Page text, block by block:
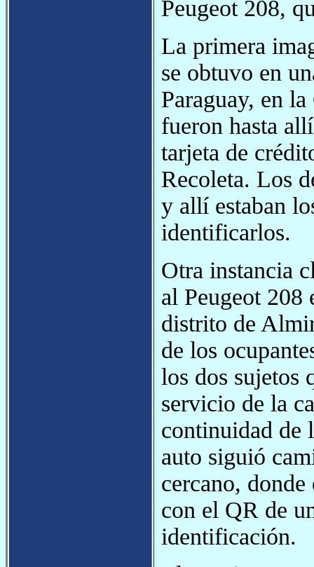
Peugeot 208,
La primera
se obtuvo en
Paraguay, en
fueron hasta
tarjeta de
Recoleta. Los
y allí estaban
identificarlos.
Otra instancia
al Peugeot 208
distrito de
de los
los dos sujetos
servicio de la
continuidad de
auto siguió
cercano,
con el QR de
identificación.